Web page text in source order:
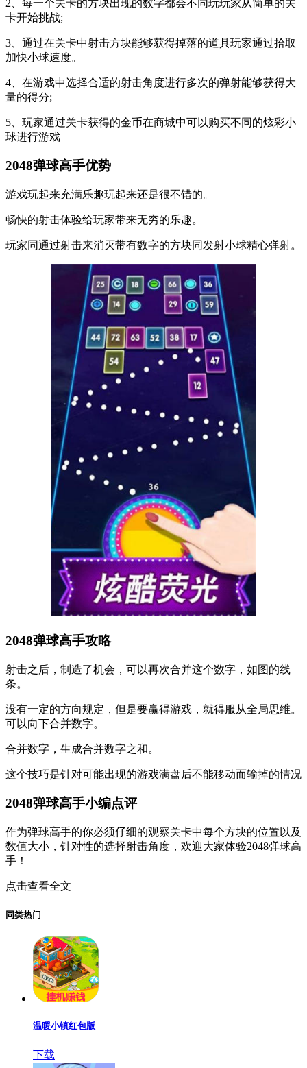
2、每一个关卡的方块出现的数字都会不同玩玩家从简单的关
卡开始挑战;
3、通过在关卡中射击方块能够获得掉落的道具玩家通过拾取
加快小球速度。
4、在游戏中选择合适的射击角度进行多次的弹射能够获得大
量的得分;
5、玩家通过关卡获得的金币在商城中可以购买不同的炫彩小
球进行游戏
2048弹球高手优势
游戏玩起来充满乐趣玩起来还是很不错的。
畅快的射击体验给玩家带来无穷的乐趣。
玩家同通过射击来消灭带有数字的方块同发射小球精心弹射。
2048弹球高手攻略
射击之后，制造了机会，可以再次合并这个数字，如图的线
条。
没有一定的方向规定，但是要赢得游戏，就得服从全局思维。
可以向下合并数字。
合并数字，生成合并数字之和。
这个技巧是针对可能出现的游戏满盘后不能移动而输掉的情况
2048弹球高手小编点评
作为弹球高手的你必须仔细的观察关卡中每个方块的位置以及
数值大小，针对性的选择射击角度，欢迎大家体验2048弹球高
手！
点击查看全文
同类热门
温暖小镇红包版
下载